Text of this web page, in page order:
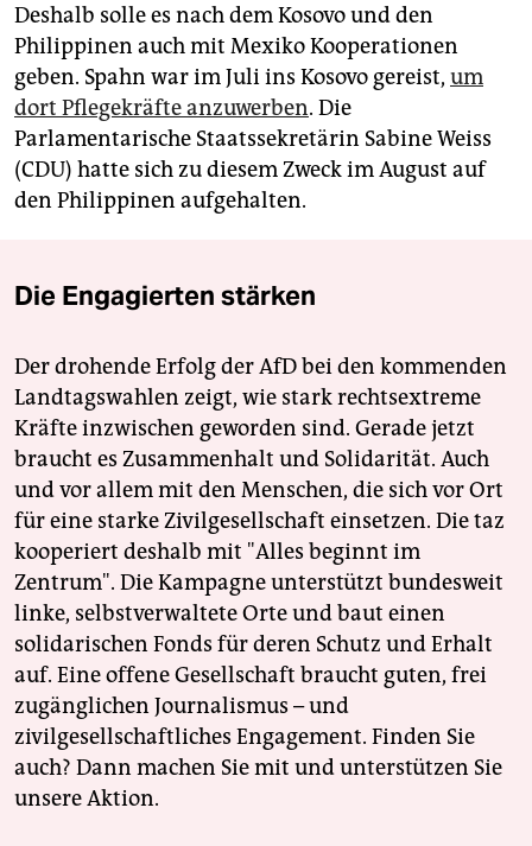
Deshalb solle es nach dem Kosovo und den
Philippinen auch mit Mexiko Kooperationen
geben. Spahn war im Juli ins Kosovo gereist, um
dort Pflegekräfte anzuwerben. Die
Parlamentarische Staatssekretärin Sabine Weiss
(CDU) hatte sich zu diesem Zweck im August auf
den Philippinen aufgehalten.
Die Engagierten stärken
Der drohende Erfolg der AfD bei den kommenden
Landtagswahlen zeigt, wie stark rechtsextreme
Kräfte inzwischen geworden sind. Gerade jetzt
braucht es Zusammenhalt und Solidarität. Auch
und vor allem mit den Menschen, die sich vor Ort
für eine starke Zivilgesellschaft einsetzen. Die taz
kooperiert deshalb mit "Alles beginnt im
Zentrum". Die Kampagne unterstützt bundesweit
linke, selbstverwaltete Orte und baut einen
solidarischen Fonds für deren Schutz und Erhalt
auf. Eine offene Gesellschaft braucht guten, frei
zugänglichen Journalismus – und
zivilgesellschaftliches Engagement. Finden Sie
auch? Dann machen Sie mit und unterstützen Sie
unsere Aktion.